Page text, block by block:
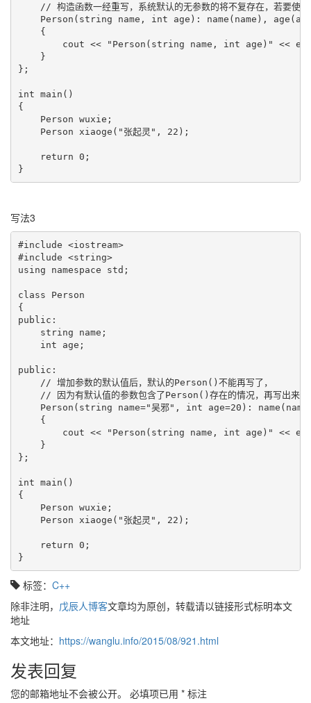
// 构造函数一经重写，系统默认的无参数的将不复存在，若要使用
Person(string name, int age): name(name),
    {
cout << "Person(string name, int age)" <<
    }
};
int main()
{
    Person wuxie;
    Person xiaoge("张起灵", 22);
    return 0;
写法3
#include <iostream>
#include <string>
using namespace std;
class Person
{
public:
    string name;
    int age;
public:
    // 增加参数的默认值后，默认的Person()不能再写了，
// 因为有默认值的参数包含了Person()存在的情况，再写出来就
Person(string name="吴邪", int age=20):
    {
cout << "Person(string name, int age)" <<
    }
};
int main()
{
    Person wuxie;
    Person xiaoge("张起灵", 22);
    return 0;
标签： C++
除非注明， 戊辰人博客文章均为原创，转载请以链接形式标明本文
地址
本文地址： https://wanglu.info/2015/08/921.html
发表回复
您的邮箱地址不会被公开。 必填项已用 * 标注